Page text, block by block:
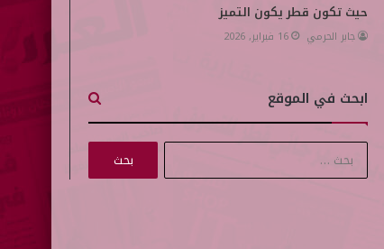
حيث تكون قطر يكون التميز
جابر الحرمي 16 فبراير, 2026
ابحث في الموقع